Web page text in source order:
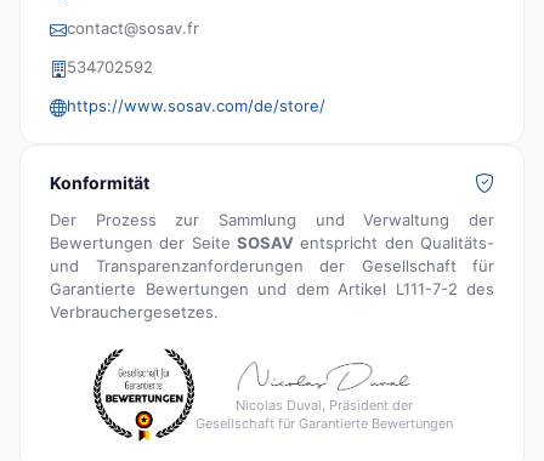
contact@sosav.fr
534702592
https://www.sosav.com/de/store/
Konformität
Der Prozess zur Sammlung und Verwaltung der
Bewertungen der Seite SOSAV entspricht den Qualitäts-
und Transparenzanforderungen der Gesellschaft für
Garantierte Bewertungen und dem Artikel L111-7-2 des
Verbrauchergesetzes.
Nicolas Duval, Präsident der
Gesellschaft für Garantierte Bewertungen